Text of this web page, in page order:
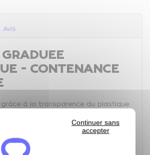
Continuer sans
accepter
Avis
- CONTENANCE
à la transparence du plastique
Techniques :
0,5 litre